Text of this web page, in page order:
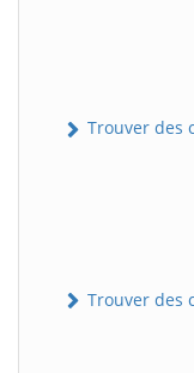
Trouver des
Trouver des